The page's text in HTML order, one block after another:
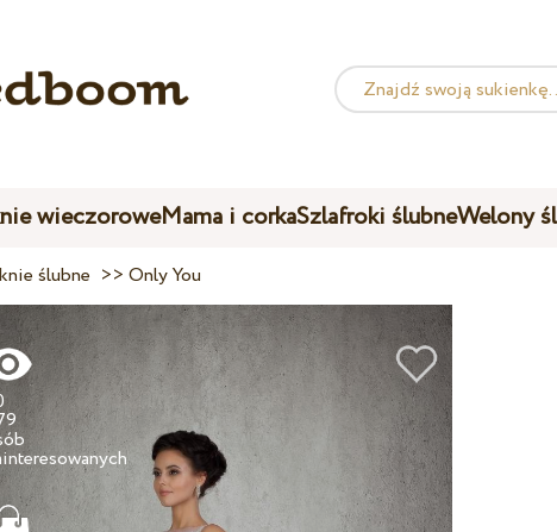
wieczoroweMama i corkaSzlafroki ślubneWelony
ślubne >>Only You